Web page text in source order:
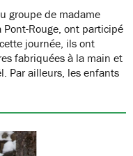
groupe de madame
Pont-Rouge, ont participé
journée, ils ont
fabriquées à la main et
Par ailleurs, les enfants